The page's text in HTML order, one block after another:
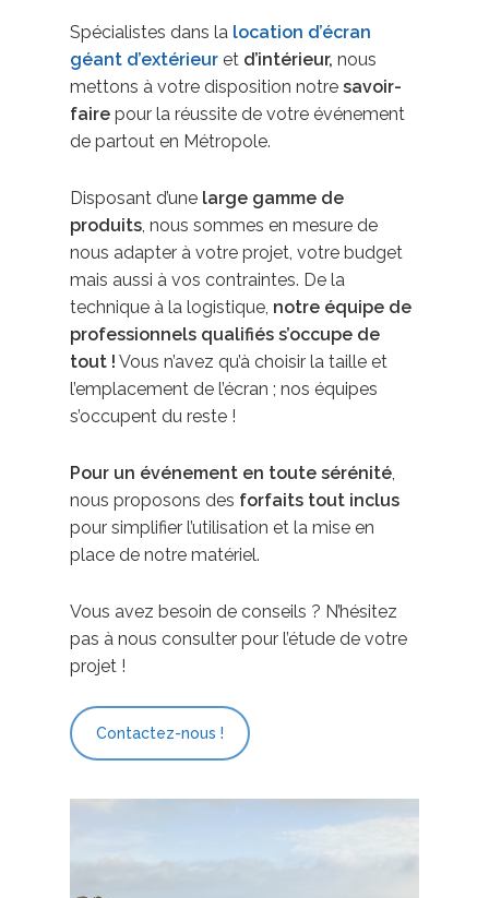
Spécialistes dans la location d’écran
géant d’extérieur et d’intérieur, nous
mettons à votre disposition notresavoir-
faire pour la réussite de votre événement
de partout en Métropole.
Disposant d’une large gamme de
produits , nous sommes en mesure de
nous adapter à votre projet, votre budget
mais aussi à vos contraintes. De la
technique à la logistique, notre équipe de
professionnels qualifiés s’occupe de
tout ! Vous n’avez qu’à choisir la taille et
l’emplacement de l’écran ; nos équipes
s’occupent du reste !
Pour un événement en toute sérénité
nous proposons des forfaits tout inclus
pour simplifier l’utilisation et la mise en
place de notre matériel.
Vous avez besoin de conseils ? N’hésitez
pas à nous consulter pour l’étude de votre
projet !
Contactez-nous !